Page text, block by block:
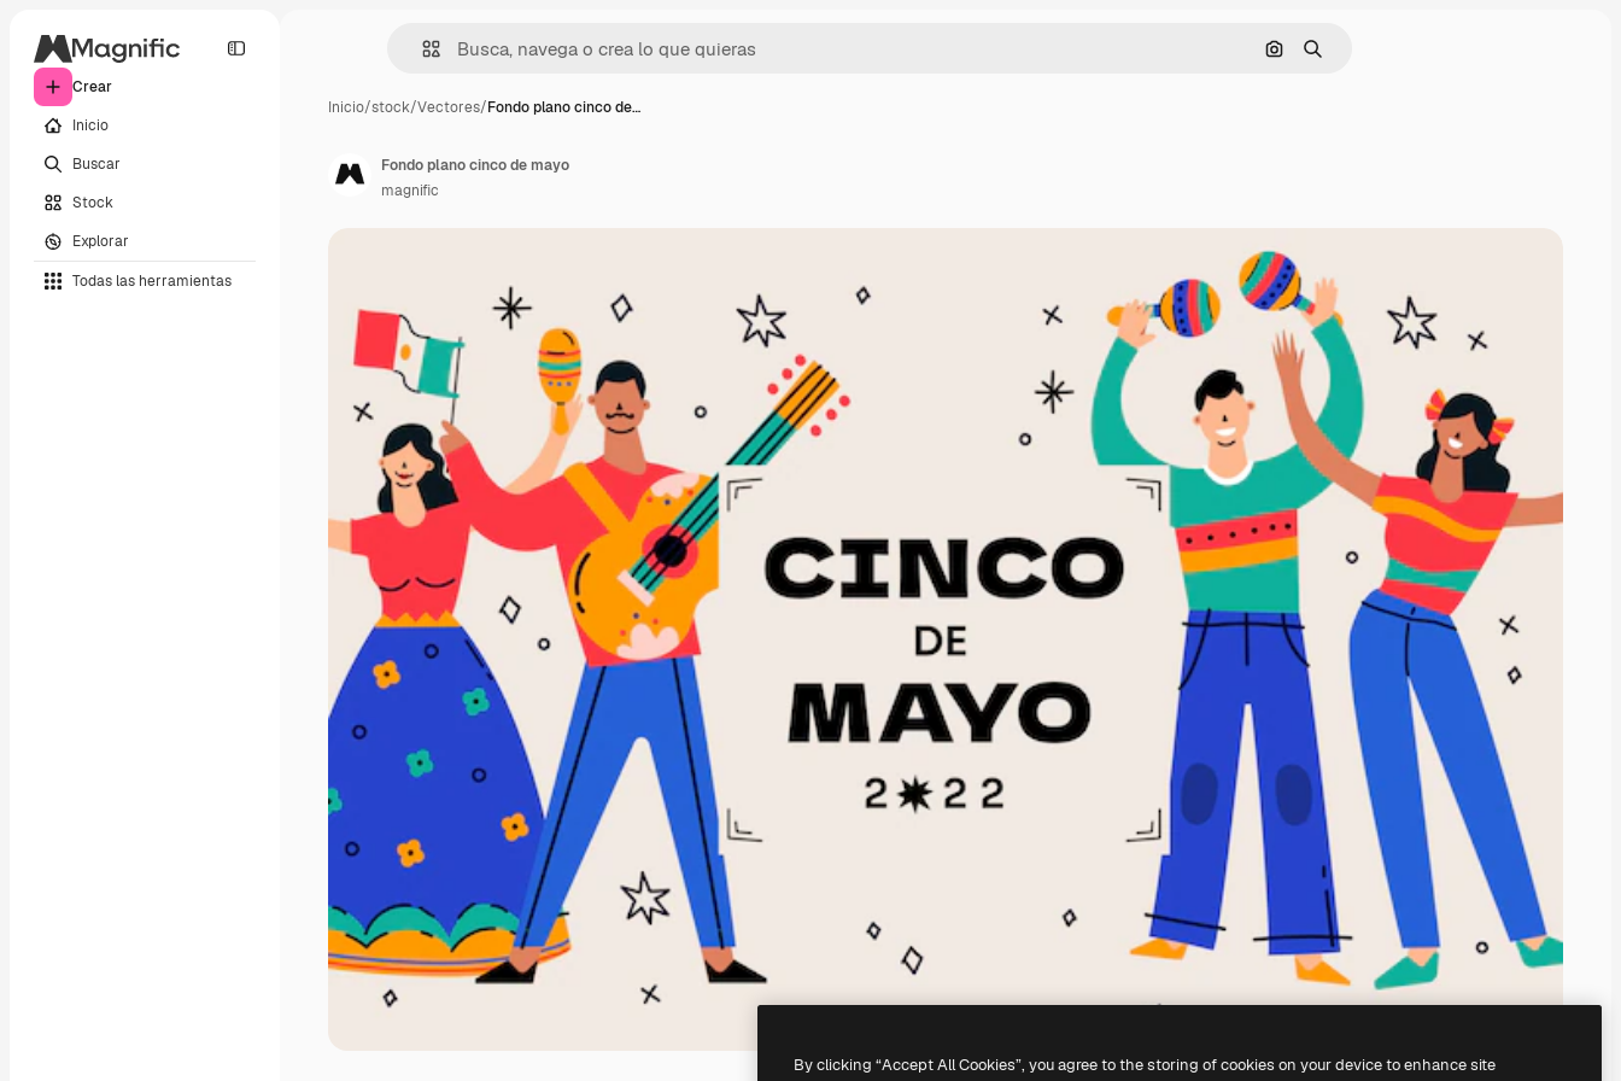
Crear
Inicio
Buscar
Stock
Explorar
Todas las herramientas
Buscar por imagen
Buscar
Inicio/stock/Vectores/Fondo plano cinco de…
Fondo plano cinco de mayo
magnific
By clicking “Accept All Cookies”, you agree to the storing of cookies on your device to enhance site